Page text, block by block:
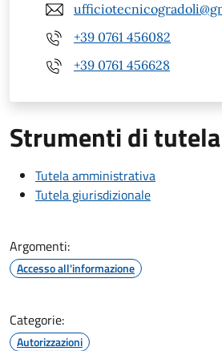
+39 0761 456082
+39 0761 456628
Strumenti di tutela
Tutela amministrativa
Tutela giurisdizionale
Argomenti:
Accesso all'informazione
Categorie:
Autorizzazioni